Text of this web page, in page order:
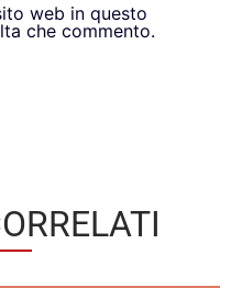
web in questo
che commento.